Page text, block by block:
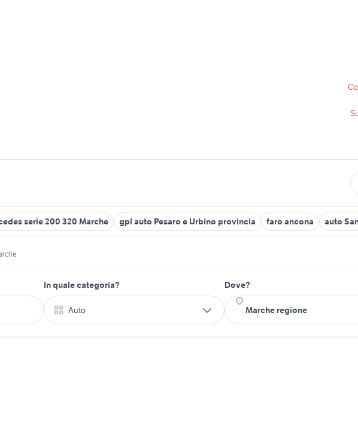
serie 200 320 Marche gpl auto Pesaro e Urbino provincia faro ancona auto
In quale categoria?
Auto
Dove?